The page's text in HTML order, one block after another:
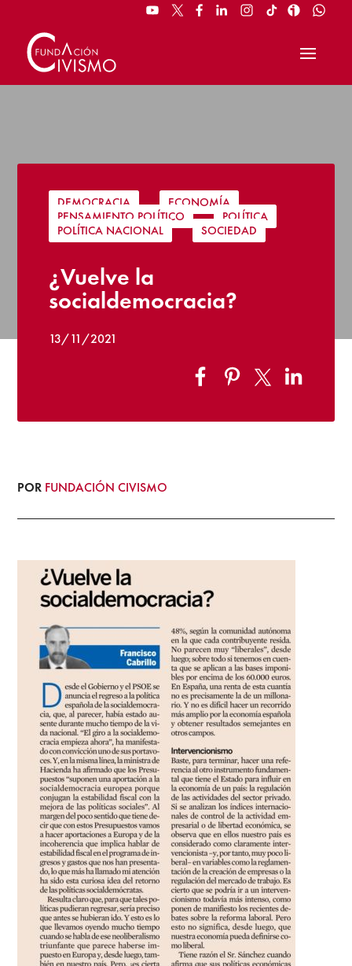
DEMOCRACIA | ECONOMÍA
|
PENSAMIENTO POLÍTICO
| POLÍTICA
POLÍTICA NACIONAL
| SOCIEDAD
¿Vuelve la
socialdemocracia?
13/11/2021
POR FUNDACIÓN CIVISMO